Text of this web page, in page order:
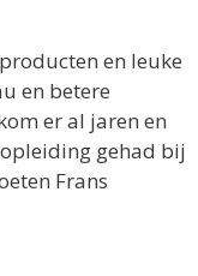
en leuke
en betere
er al jaren en
gehad bij
Frans